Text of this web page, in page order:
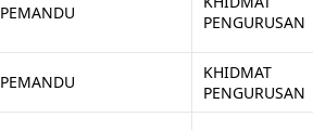
PEMANDU
PENGURUSAN
PEMANDU
KHIDMAT
PENGURUSAN